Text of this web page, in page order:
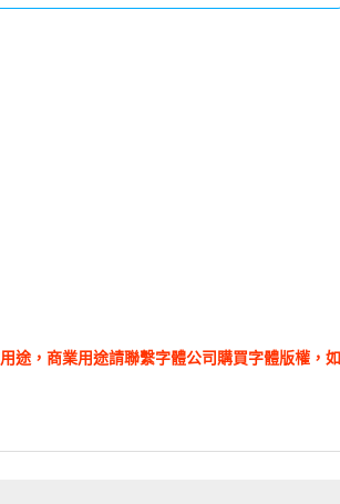
途，商業用途請聯繫字體公司購買字體版權，如